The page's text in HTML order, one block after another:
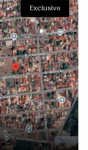
Exclusivo